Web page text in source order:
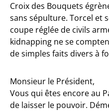
Croix des Bouquets
sans sépulture. Torcel et
coupe réglée de civils
kidnapping ne se
de simples faits divers à
Monsieur le Président,
Vous qui êtes encore au
de laisser le pouvoir.